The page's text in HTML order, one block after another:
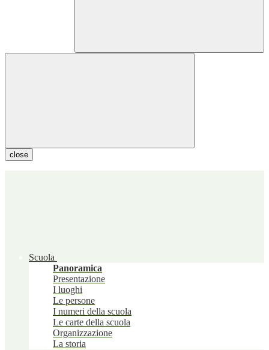
close
Scuola
Panoramica
Presentazione
I luoghi
Le persone
I numeri della scuola
Le carte della scuola
Organizzazione
La storia